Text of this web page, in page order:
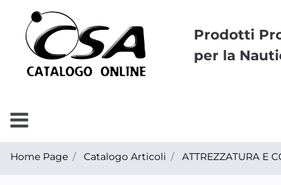
Prodotti
per la
Open menu
Home Page Catalogo Articoli ATTREZZATURA E